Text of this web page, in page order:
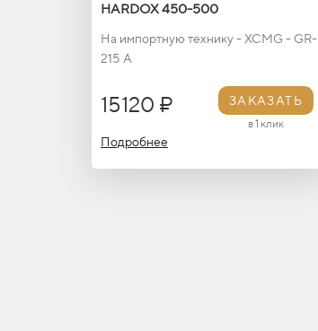
HARDOX 450-500
На импортную технику - XCMG - GR-
215 A
15120 ₽ ЗАКАЗАТЬ
в 1 клик
Подробнее